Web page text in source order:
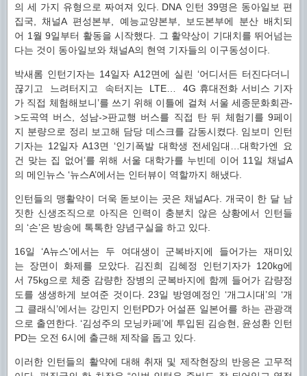
의 세 가지 유형으로 짜여져 있다. DNA 인턴 39명은 동아일보 편
집국, 채널A 편성본부, 예능교양본부, 보도본부에 분산 배치되
어 1월 9일부터 활동을 시작했다. 그 활약상이 기대치를 뛰어넘는
다는 것이 동아일보와 채널A의 현역 기자들의 이구동성이다.
박새롬 인턴기자는 14일자 A12면에 실린 ‘어디서든 터진다더니
끊기고 느려터지고 속터지는 LTE… 4G 휴대전화 서비스 기자
가 직접 체험해보니’를 쓰기 위해 이틀에 걸쳐 서울 세종문화회관-
>도곡역 버스, 성남->판교행 버스를 직접 탄 뒤 체험기를 9페이
지 분량으로 정리 보고해 담당 데스크를 감동시켰다. 임보미 인턴
기자는 12일자 A13면 ‘인기폭발 대학생 전세임대…대학가엔 요
건 맞는 집 없어’를 위해 서울 대학가를 누빈데 이어 11일 채널A
의 메인뉴스 ‘뉴스A’에서는 인터뷰이 역할까지 해냈다.
인턴들의 맹활약이 더욱 돋보이는 곳은 채널A다. 개국이 한 달 남
짓한 신생조직으로 아직은 인력이 충분치 않은 상황에서 인턴들
의 ‘손’은 방송에 톡톡한 양념구실을 하고 있다.
16일 ‘A뉴스’에서는 두 여대생이 군복바지에 들어가는 재미있
는 장면이 화제를 모았다. 김진희 김혜정 인턴기자가 120kg에
서 75kg으로 체중 감량한 장병의 군복바지에 함께 들어가 감량정
도를 생생하게 보여준 것이다. 23일 방영예정인 ‘개그시대’의 ‘개
그 클래식’에서는 강민지 인턴PD가 어설픈 일본어를 하는 관광객
으로 출연한다. ‘김성주의 모닝카페’에 투입된 김승현, 윤성환 인턴
PD는 오전 6시에 출근해 제작을 돕고 있다.
이러한 인턴들의 활약에 대해 취재 및 제작현장의 반응은 고무적